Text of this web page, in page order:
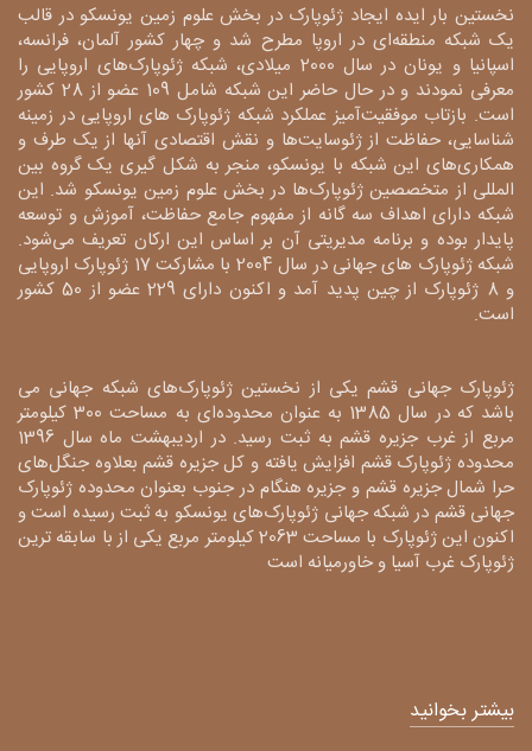
نخستین بار ایده ایجاد ژئوپارک در بخش علوم زمین یونسکو در قالب
یک شبکه منطقه‌ای در اروپا مطرح شد و چهار کشور آلمان، فرانسه،
اسپانیا و یونان در سال 2000 میلادی، شبکه ژئوپارک‌های اروپایی را
معرفی نمودند و در حال حاضر این شبکه شامل 109 عضو از 28 کشور
است. بازتاب موفقیت‌آمیز عملکرد شبکه ژئوپارک های اروپایی در زمینه
شناسایی، حفاظت از ژئوسایت‌ها و نقش اقتصادی آنها از یک طرف و
همکاری‌های این شبکه با یونسکو، منجر به شکل گیری یک گروه بین
المللی از متخصصین ژئوپارک‌ها در بخش علوم زمین یونسکو شد. این
شبکه دارای اهداف سه گانه از مفهوم جامع حفاظت، آموزش و توسعه
پایدار بوده و برنامه مدیریتی آن بر اساس این ارکان تعریف می‌شود.
شبکه ژئوپارک های جهانی در سال 2004 با مشارکت 17 ژئوپارک اروپایی
و 8 ژئوپارک از چین پدید آمد و اکنون دارای 229 عضو از 50 کشور
است.
ژئوپارک جهانی قشم یکی از نخستین ژئوپارک‌های شبکه جهانی می
باشد که در سال 1385 به عنوان محدوده‌ای به مساحت 300 کیلومتر
مربع از غرب جزیره قشم به ثبت رسید. در اردیبهشت ماه سال 1396
محدوده ژئوپارک قشم افزایش یافته و کل جزیره قشم بعلاوه جنگل‌های
حرا شمال جزیره قشم و جزیره هنگام در جنوب بعنوان محدوده ژئوپارک
جهانی قشم در شبکه جهانی ژئوپارک‌های یونسکو به ثبت رسیده است و
اکنون این ژئوپارک با مساحت 2063 کیلومتر مربع یکی از با سابقه ترین
ژئوپارک غرب آسیا و خاورمیانه است
بیشتر بخوانید